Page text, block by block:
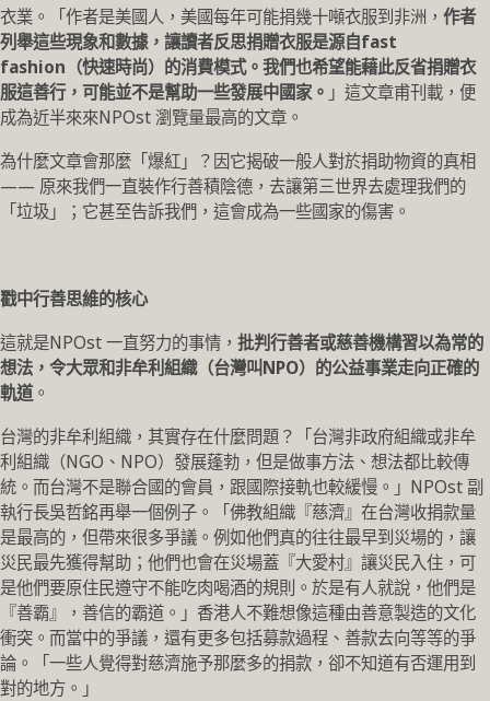
衣業。「作者是美國人，美國每年可能捐幾十噸衣服到非洲， 作者
列舉這些現象和數據，讓讀者反思捐贈衣服是源自fast
fashion（快速時尚）的消費模式。我們也希望能藉此反省捐贈衣
服這善行，可能並不是幫助一些發展中國家。 」這文章甫刊載，便
成為近半來來NPOst 瀏覽量最高的文章。
為什麼文章會那麼「爆紅」？因它揭破一般人對於捐助物資的真相
—— 原來我們一直裝作行善積陰德，去讓第三世界去處理我們的
「垃圾」；它甚至告訴我們，這會成為一些國家的傷害。
戳中行善思維的核心
這就是NPOst 一直努力的事情， 批判行善者或慈善機構習以為常的
想法，令大眾和非牟利組織（台灣叫NPO）的公益事業走向正確的
軌道。
台灣的非牟利組織，其實存在什麼問題？「台灣非政府組織或非牟
利組織（NGO、NPO）發展蓬勃，但是做事方法、想法都比較傳
統。而台灣不是聯合國的會員，跟國際接軌也較緩慢。」NPOst 副
執行長吳哲銘再舉一個例子。「佛教組織『慈濟』在台灣收捐款量
是最高的，但帶來很多爭議。例如他們真的往往最早到災場的，讓
災民最先獲得幫助；他們也會在災場蓋『大愛村』讓災民入住，可
是他們要原住民遵守不能吃肉喝酒的規則。於是有人就說，他們是
『善霸』，善信的霸道。」香港人不難想像這種由善意製造的文化
衝突。而當中的爭議，還有更多包括募款過程、善款去向等等的爭
論。「一些人覺得對慈濟施予那麼多的捐款，卻不知道有否運用到
對的地方。」